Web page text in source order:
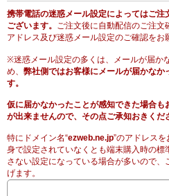
携帯電話の迷惑メール設定によってはご
ございます。 ご注文後に自動配信のご注
アドレス及び迷惑メール設定のご確認をお
※迷惑メール設定の多くは、メールが届か
め、 弊社側ではお客様にメールが届かな
す。
仮に届かなかったことが感知できた場合
が出来ませんので、その点ご承知おきくだ
特にドメイン名“ezweb.ne.jp”のアドレス
身で設定されていなくとも端末購入時の
さない設定になっている場合が多いので
げます。